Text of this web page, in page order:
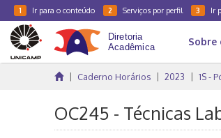
1 Ir para o conteúdo 2 Serviços por perfil 3 Ir
Sobre
Caderno Horários 2023 1S -
OC245 - Técnicas